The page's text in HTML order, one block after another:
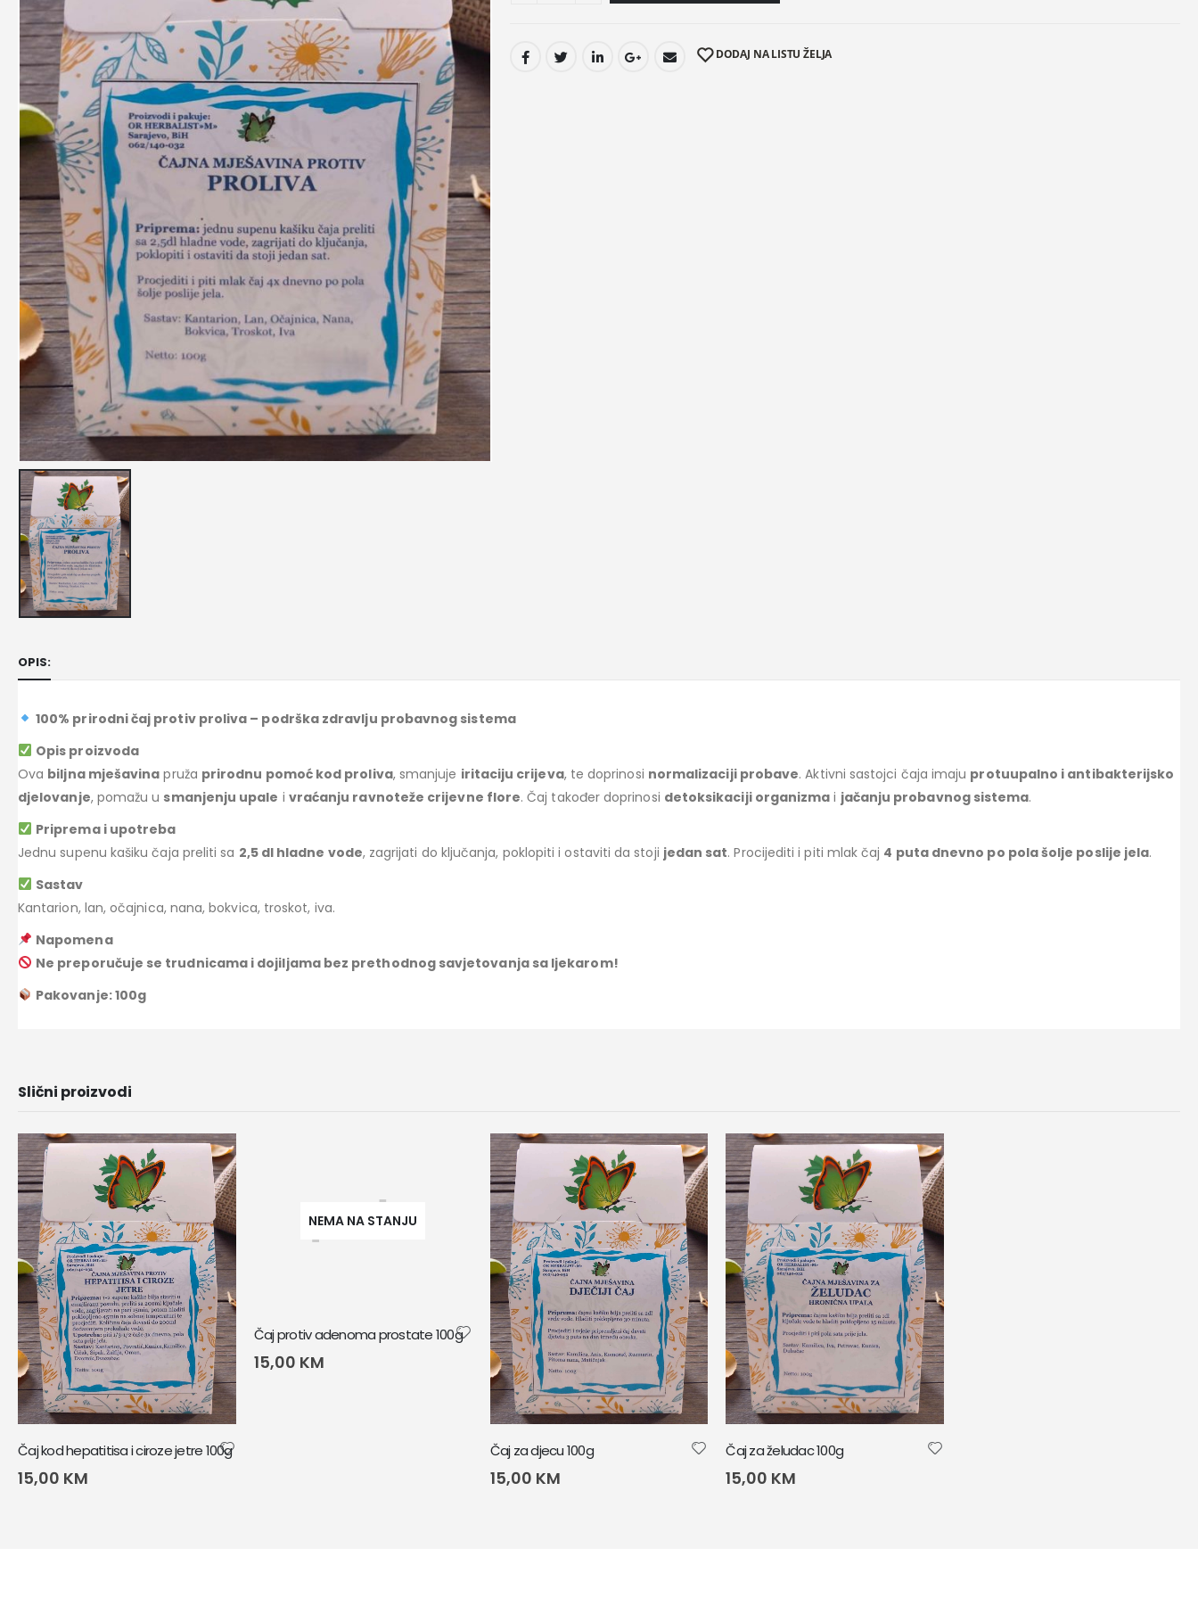
DODAJ NA LISTU ŽELJA
OPIS:
100% prirodni čaj protiv proliva – podrška zdravlju probavnog sistema
Opis proizvoda
Ova biljna mješavina pruža prirodnu pomoć kod proliva, smanjuje iritaciju crijeva, te doprinosi normalizaciji probave. Aktivni sastojci čaja imaju protuupalno i antibakterijsko
djelovanje, pomažu u smanjenju upale i vraćanju ravnoteže crijevne flore. Čaj također doprinosi detoksikaciji organizma i jačanju probavnog sistema.
Priprema i upotreba
Jednu supenu kašiku čaja preliti sa 2,5 dl hladne vode, zagrijati do ključanja, poklopiti i ostaviti da stoji jedan sat. Procijediti i piti mlak čaj 4 puta dnevno po pola šolje poslije jela.
Sastav
Kantarion, lan, očajnica, nana, bokvica, troskot, iva.
Napomena
Ne preporučuje se trudnicama i dojiljama bez prethodnog savjetovanja sa ljekarom!
Pakovanje: 100g
Slični proizvodi
Čaj kod hepatitisa i ciroze jetre 100g
15,00 KM
NEMA NA STANJU
Čaj protiv adenoma prostate 100g
15,00 KM
Čaj za djecu 100g
15,00 KM
Čaj za želudac 100g
15,00 KM